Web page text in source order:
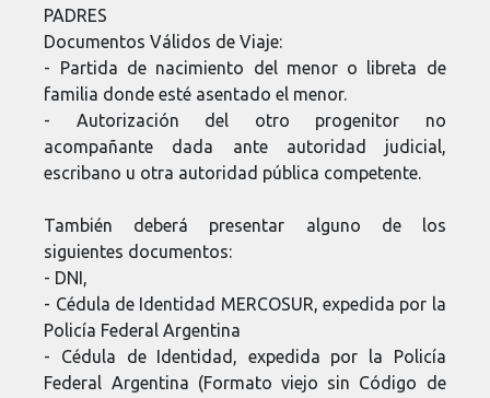
PADRES
Documentos Válidos de Viaje:
- Partida de nacimiento del menor o libreta de
familia donde esté asentado el menor.
- Autorización del otro progenitor no
acompañante dada ante autoridad judicial,
escribano u otra autoridad pública competente.
También deberá presentar alguno de los
siguientes documentos:
- DNI,
- Cédula de Identidad MERCOSUR, expedida por la
Policía Federal Argentina
- Cédula de Identidad, expedida por la Policía
Federal Argentina (Formato viejo sin Código de